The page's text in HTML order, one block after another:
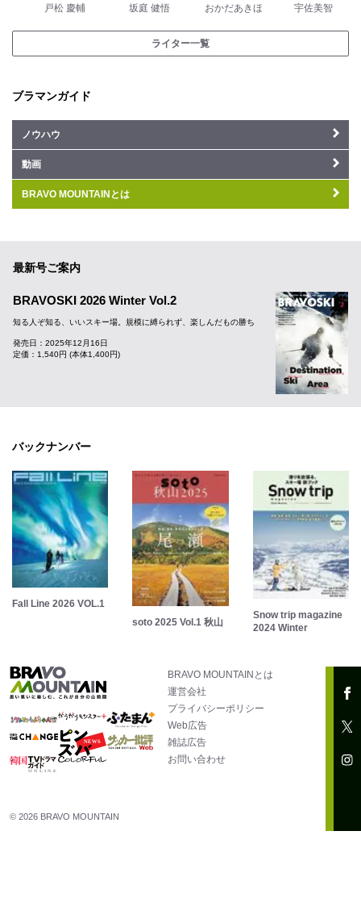
戸松 慶輔 坂庭 健悟 おかだあきほ 宇佐美智隆
ライター一覧
ブラマンガイド
ノウハウ
動画
BRAVO MOUNTAINとは
最新号ご案内
BRAVOSKI 2026 Winter Vol.2
知る人ぞ知る、いいスキー場。規模に縛られず、楽しんだもの勝ち
発売日：2025年12月16日
定価：1,540円 (本体1,400円)
バックナンバー
Fall Line 2026 VOL.1
soto 2025 Vol.1 秋山
Snow trip magazine
2024 Winter
BRAVO MOUNTAINとは
運営会社
プライバシーポリシー
Web広告
雑誌広告
お問い合わせ
© 2026 BRAVO MOUNTAIN